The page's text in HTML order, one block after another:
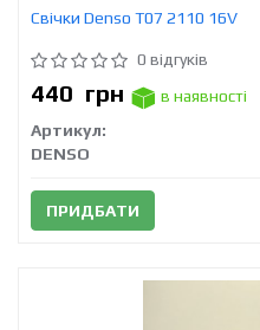
Свічки Denso T07 2110 16V
0 відгуків
440 грн
в наявності
Артикул:
DENSO
ПРИДБАТИ